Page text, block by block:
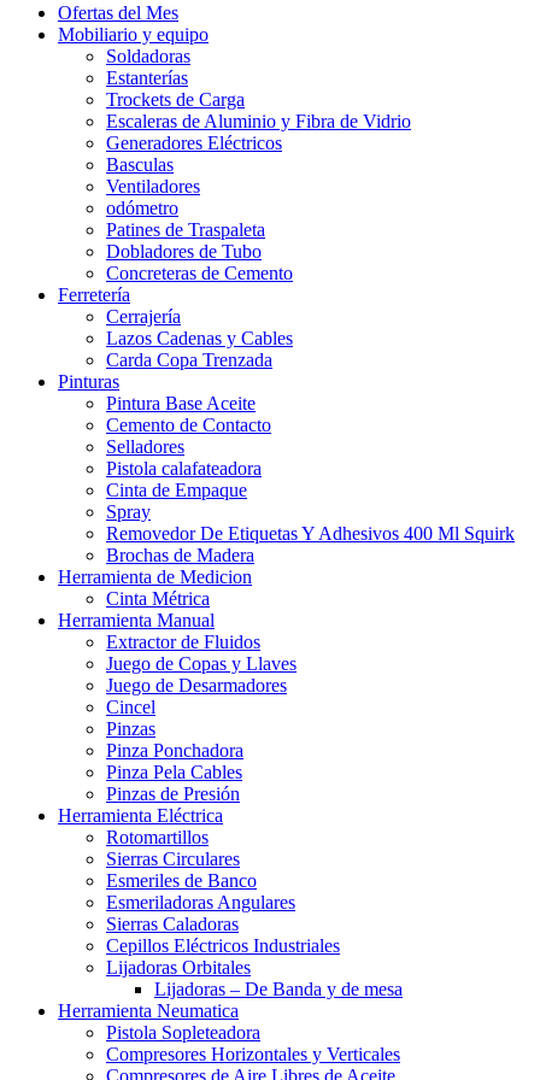
Ofertas del Mes
Mobiliario y equipo
Soldadoras
Estanterías
Trockets de Carga
Escaleras de Aluminio y Fibra de Vidrio
Generadores Eléctricos
Basculas
Ventiladores
odómetro
Patines de Traspaleta
Dobladores de Tubo
Concreteras de Cemento
Ferretería
Cerrajería
Lazos Cadenas y Cables
Carda Copa Trenzada
Pinturas
Pintura Base Aceite
Cemento de Contacto
Selladores
Pistola calafateadora
Cinta de Empaque
Spray
Removedor De Etiquetas Y Adhesivos 400 Ml Squirk
Brochas de Madera
Herramienta de Medicion
Cinta Métrica
Herramienta Manual
Extractor de Fluidos
Juego de Copas y Llaves
Juego de Desarmadores
Cincel
Pinzas
Pinza Ponchadora
Pinza Pela Cables
Pinzas de Presión
Herramienta Eléctrica
Rotomartillos
Sierras Circulares
Esmeriles de Banco
Esmeriladoras Angulares
Sierras Caladoras
Cepillos Eléctricos Industriales
Lijadoras Orbitales
Lijadoras – De Banda y de mesa
Herramienta Neumatica
Pistola Sopleteadora
Compresores Horizontales y Verticales
Compresores de Aire Libres de Aceite